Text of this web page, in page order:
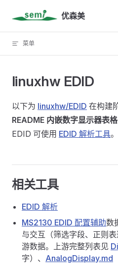
Skip to content 优森美
菜单
linuxhw EDID
以下为 linuxhw/EDID 在构建
README 内嵌数字显示器表格
EDID 可使用 EDID 解析工具。
相关工具
EDID 解析
MS2130 EDID 配置辅助数
与交互（筛选字段、正则
游数据。上游完整列表见
字）、 AnalogDisplay.md